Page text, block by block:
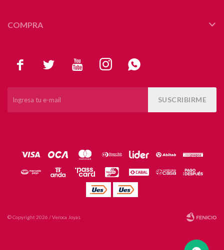
    
SUSCRIBIRME
COMPRA
© Copyright 2026 / Veroca Joyas